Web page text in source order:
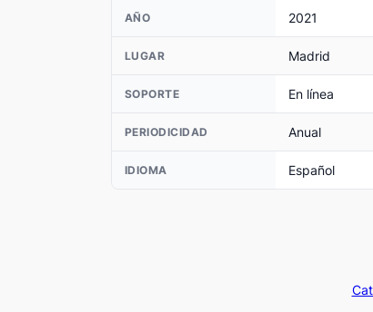
AÑO 2021
LUGAR Madrid
SOPORTE En línea
PERIODICIDAD Anual
IDIOMA Español